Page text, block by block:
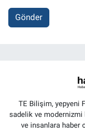
Gönder
TE Bilişim, yepyeni
sadelik ve modernizmi
ve insanlara haber